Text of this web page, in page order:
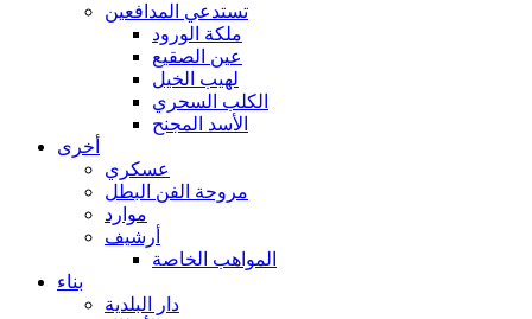
تستدعي المدافعين
ملكة الورود
عين الصقيع
لهيب الخيل
الكلب السحري
الأسد المجنح
أخرى
عسكري
مروحة الفن البطل
موارد
أرشيف
المواهب الخاصة
بناء
دار البلدية